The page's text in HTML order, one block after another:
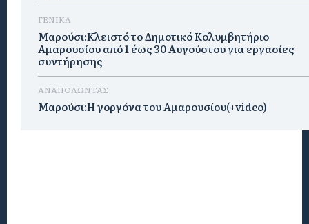
ΓΕΝΙΚΑ
Μαρούσι:Κλειστό το Δημοτικό Κολυμβητήριο
Αμαρουσίου από 1 έως 30 Αυγούστου για εργασίες
συντήρησης
ΑΝΑΠΟΛΩΝΤΑΣ
Μαρούσι:H γοργόνα του Αμαρουσίου(+video)